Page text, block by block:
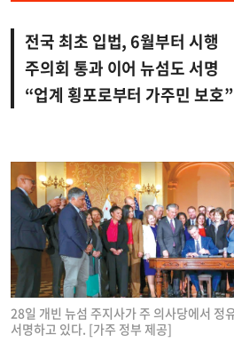
전국 최초 입법, 6월부터 시행
주의회 통과 이어 뉴섬도 서명
“업계 횡포로부터 가주민 보호”
28일 개빈 뉴섬 주지사가 주 의사당에서 정
서명하고 있다. [가주 정부 제공]